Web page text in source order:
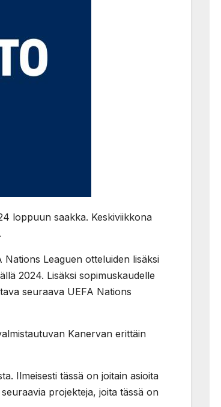
loppuun saakka. Keskiviikkona
Leaguen otteluiden lisäksi
2024. Lisäksi sopimuskaudelle
seuraava UEFA Nations
Kanervan erittäin
Ilmeisesti tässä on joitain asioita
projekteja, joita tässä on